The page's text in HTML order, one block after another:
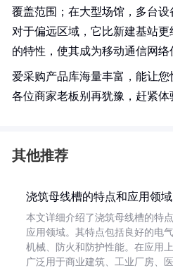
覆盖范围；在大型场馆，多台设
对于偏远区域，它比新建基站
的特性，使其成为移动通信网络
爱采购产品库海量丰富，能让您
各位商家老板别再犹豫，赶紧体
其他推荐
浇筑母线槽的特点和应用领域
本文详细介绍了浇筑母线槽的特
应用领域。其特点包括良好的电气
机械、防火和防护性能。在应用上
广泛用于商业建筑、工业厂房、